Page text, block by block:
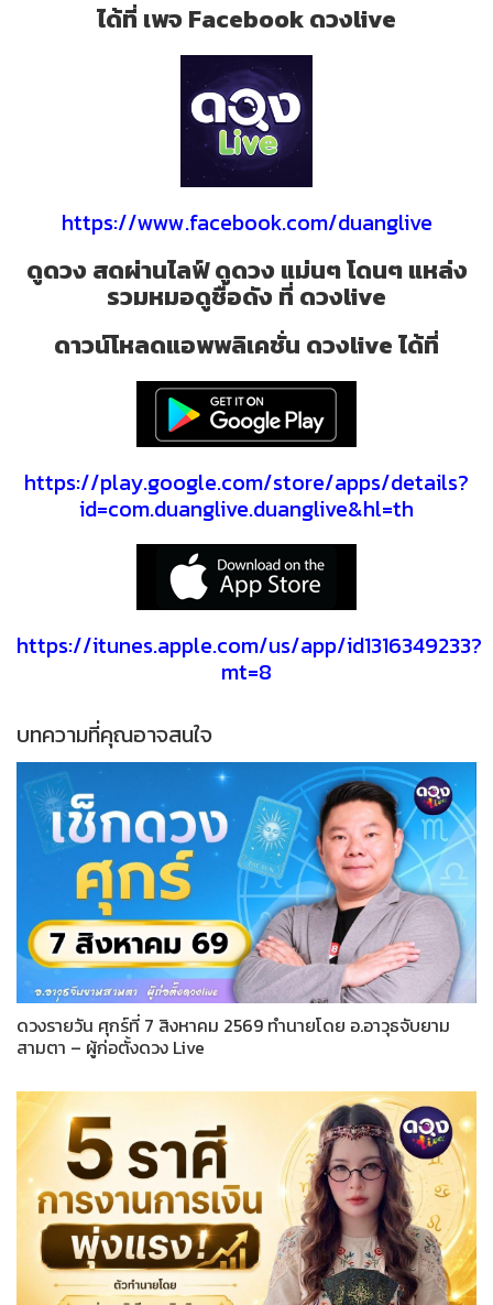
ได้ที่ เพจ Facebook ดวงlive
https://www.facebook.com/duanglive
ดูดวง สดผ่านไลฟ์ ดูดวง แม่นๆ โดนๆ แหล่ง
รวมหมอดูชื่อดัง ที่ ดวงlive
ดาวน์โหลดแอพพลิเคชั่น ดวงlive ได้ที่
https://play.google.com/store/apps/details?
id=com.duanglive.duanglive&hl=th
https://itunes.apple.com/us/app/id1316349233?
mt=8
บทความที่คุณอาจสนใจ
ดวงรายวัน ศุกร์ที่ 7 สิงหาคม 2569 ทำนายโดย อ.อาวุธจับยาม
สามตา – ผู้ก่อตั้งดวง Live